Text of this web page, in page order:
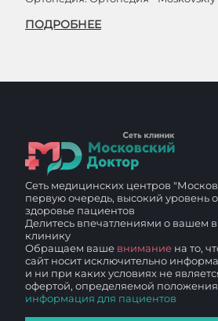
ПОДРОБНЕЕ
Сеть медицинских центров
первую очередь, высокий уровень
здоровье пациентов
Делитесь впечатлениями о вашем
клинику
Обращаем ваше внимание на то,
сайт носит исключительно
и ни при каких условиях не
офертой, определяемой
информация для пациентов